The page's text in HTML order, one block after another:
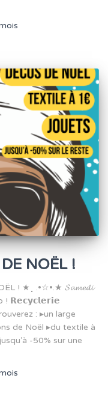
NOËL !
! ★⡀.•☆•.★ 𝓢𝓪𝓶𝓮𝓭𝓲
! 𝗥𝗲𝗰𝘆𝗰𝗹𝗲𝗿𝗶𝗲
: ▸un large
de Noël ▸du textile à
-50% sur une